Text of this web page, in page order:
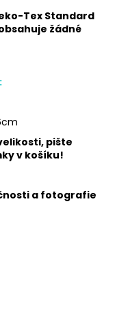
Tex Standard
žádné
pište
v košíku!
a fotografie